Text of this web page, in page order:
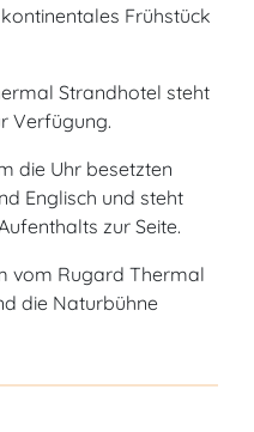
Frühstück
Strandhotel steht
Verfügung.
die Uhr besetzten
Englisch und steht
zur Seite.
vom Rugard Thermal
die Naturbühne